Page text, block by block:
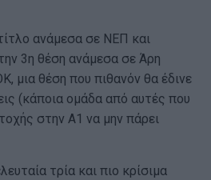
ανάμεσα σε ΝΕΠ και
3η θέση ανάμεσα σε Άρη
μια θέση που πιθανόν θα έδινε
(κάποια ομάδα από αυτές που
στην Α1 να μην πάρει
τρία και πιο κρίσιμα